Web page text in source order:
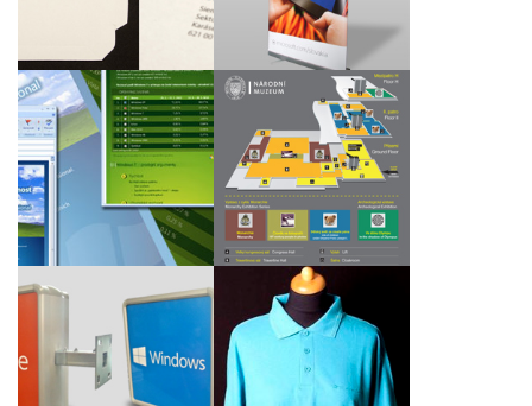
Grafické e-maily pro
společnost Microsoft
Navigační panely Nové
budovy Národního
muzea
Nový branding
světelné reklamy
Office 2013 a Windows
Polokošile Windows
Azure pro Microsoft
Slovakia